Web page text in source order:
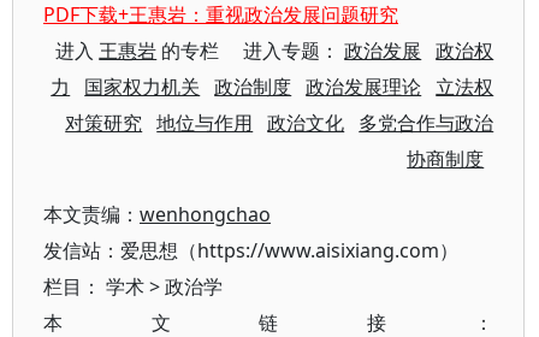
PDF下载+王惠岩：重视政治发展问题研究
进入王惠岩 的专栏 进入专题：政治发展
政治权
力
国家权力机关 政治制度 政治发展理论 立法权
对策研究 地位与作用 政治文化 多党合作与政治
协商制度
本文责编： wenhongchao
发信站：爱思想（https://www.aisixiang.com）
栏目： 学术>政治学
本文链接：